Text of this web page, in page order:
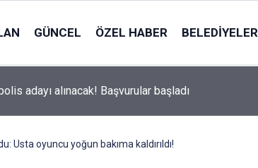
GÜNCEL ÖZEL HABER BELEDIYELER
adayı alınacak! Başvurular başladı
Usta oyuncu yoğun bakıma kaldırıldı!